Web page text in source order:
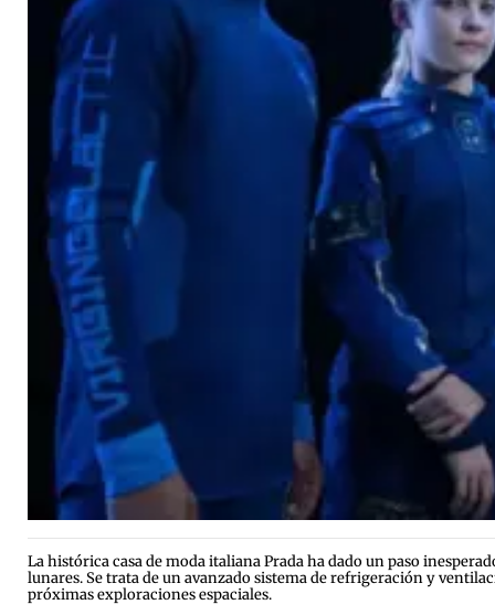
La histórica casa de moda italiana Prada ha dado un paso
lunares. Se trata de un avanzado sistema de refrigeración y
próximas exploraciones espaciales.